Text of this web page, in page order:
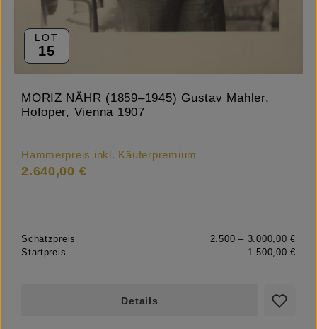
LOT
15
MORIZ NÄHR (1859–1945) Gustav Mahler,
Hofoper, Vienna 1907
Hammerpreis inkl. Käuferpremium
2.640,00 €
Schätzpreis
2.500 – 3.000,00 €
Startpreis
1.500,00 €
Details